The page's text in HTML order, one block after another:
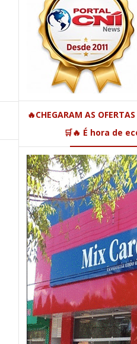
🔥CHEGARAM AS
🛒🔥 É hora de